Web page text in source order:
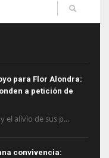
para Flor Alondra:
a petición de
el alivio de sus p...
convivencia: